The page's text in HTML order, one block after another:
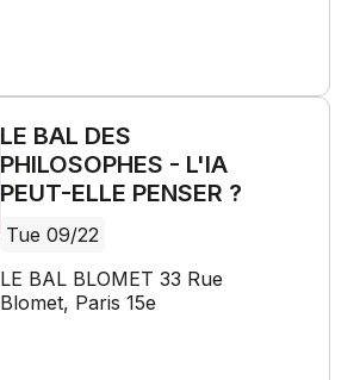
LE BAL DES
PHILOSOPHES - L'IA
PEUT-ELLE PENSER ?
Tue 09/22
LE BAL BLOMET 33 Rue
Blomet, Paris 15e